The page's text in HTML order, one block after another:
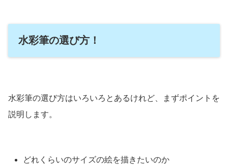
水彩筆の選び方！
水彩筆の選び方はいろいろとあるけれど、まずポイントを
説明します。
どれくらいのサイズの絵を描きたいのか